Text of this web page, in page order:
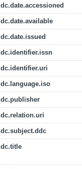
dc.date.accessioned
dc.date.available
dc.date.issued
dc.identifier.issn
dc.identifier.uri
dc.language.iso
dc.publisher
dc.relation.uri
dc.subject.ddc
dc.title